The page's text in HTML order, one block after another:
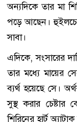
অন্যদিকে তার মা
পড়ে আছেন।
সাবা।
এদিকে, সংসারের
তার মধ্যে মায়ের
ব্যর্থ হয়েছে সে।
সুস্থ করার চেষ্টার
শিরিনের হার্ট